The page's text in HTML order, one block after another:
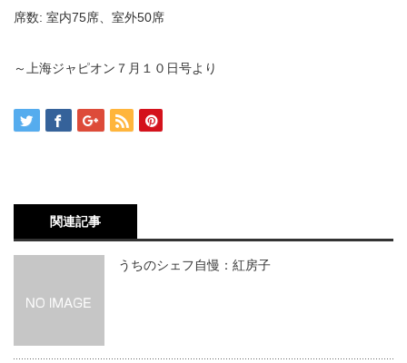
席数: 室内75席、室外50席
～上海ジャピオン７月１０日号より
関連記事
うちのシェフ自慢：紅房子